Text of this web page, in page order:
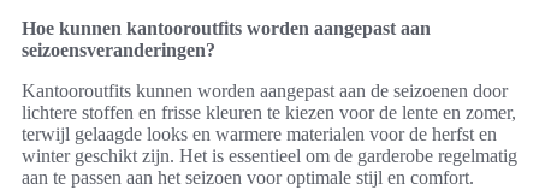
Hoe kunnen kantooroutfits worden aangepast aan
seizoensveranderingen?
Kantooroutfits kunnen worden aangepast aan de seizoenen door
lichtere stoffen en frisse kleuren te kiezen voor de lente en zomer,
terwijl gelaagde looks en warmere materialen voor de herfst en
winter geschikt zijn. Het is essentieel om de garderobe regelmatig
aan te passen aan het seizoen voor optimale stijl en comfort.